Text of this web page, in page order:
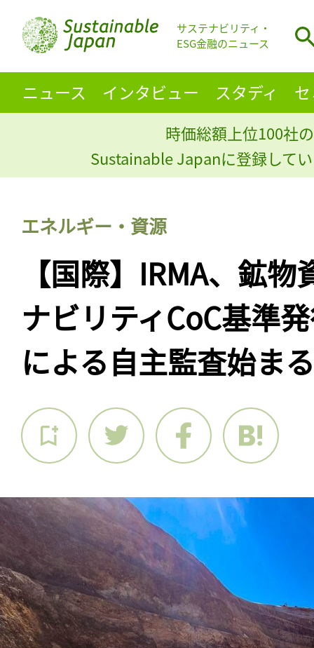
サステナビリティ・
ESG金融のニュース
ニュース インタビュー スタディ
時価総額上位100社
Sustainable Japanに登録して
エネルギー・資源
【国際】IRMA、鉱
ナビリティCoC基準
による自主監査始まる